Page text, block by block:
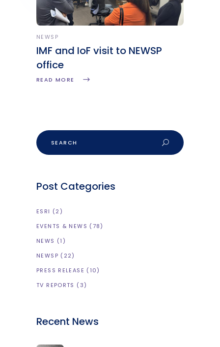
NEWSP
IMF and IoF visit to NEWSP
office
READ MORE
Post Categories
ESRI (2)
EVENTS & NEWS (78)
NEWS (1)
NEWSP (22)
PRESS RELEASE (10)
TV REPORTS (3)
Recent News